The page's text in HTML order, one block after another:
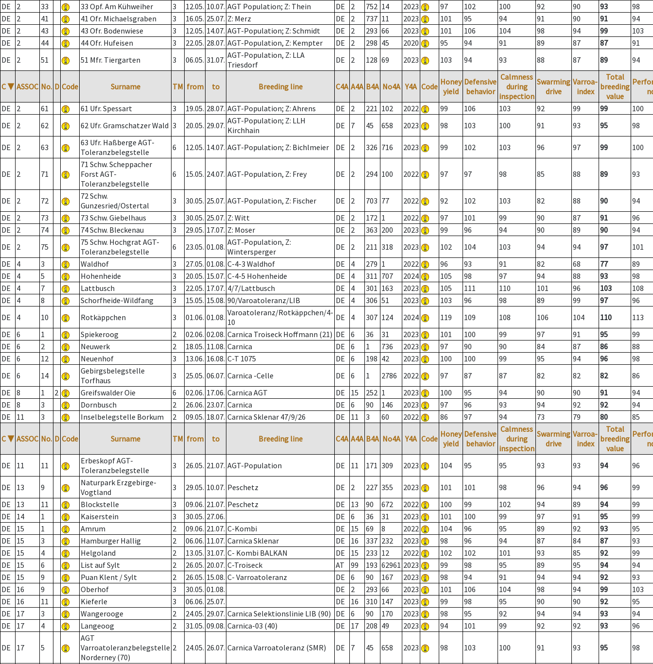
DE
2 33 33 Opf. Am Kühweiher 3 12.05. 10.07. AGT Population; Z: Thein DE 2 752 14 2023 97 102 100 92 90 93
98
DE
2 41 41 Ofr. Michaelsgraben 3 16.05. 25.07. Z: Merz DE 2 737 11 2023 101 95 94 91 90 91
94
DE
2 43 43 Ofr. Bodenwiese 3 12.05. 14.07. AGT-Population; Z: Schmidt DE 2 293 66 2023 101 106 104 98 94 99
103
DE
2 44 44 Ofr. Hufeisen 3 22.05. 28.07. AGT-Population, Z: Kempter DE 2 298 45 2020 95 94 91 89 87 87
91
DE
2 51 51 Mfr. Tiergarten 3 06.05. 31.07. AGT-Population, Z: LLA
Triesdorf
DE 2 128 69 2023 103 94 93 88 87 89 94
C ▼ ASSOC No. D Code Surname TM from to Breeding line C4A A4A B4A No4A Y4A Code Honey
yield
Defensive
behavior
Calmness
during
inspection
Swarming
drive
Varroa-
index
Total
breeding
value
DE
2 61 61 Ufr. Spessart 3 19.05. 28.07. AGT-Population; Z: Ahrens DE 2 221 102 2022 99 106 103 92 99 99
100
DE
2 62 62 Ufr. Gramschatzer Wald 3 20.05. 29.07. AGT-Population; Z: LLH
Kirchhain
DE 7 45 658 2023 98 103 100 91 93 95 98
DE 2 63
63 Ufr. Haßberge AGT-
Toleranzbelegstelle
6 12.05. 14.07. AGT-Population; Z: Bichlmeier DE 2 326 716 2023 99 102 103 96 97 99 100
DE 2 71
71 Schw. Scheppacher
Forst AGT-
Toleranzbelegstelle
6 15.05. 24.07. AGT-Population, Z: Frey DE 2 294 100 2022 97 97 98 85 88 89 93
DE 2 72
72 Schw.
Gunzesried/Ostertal
3 30.05. 25.07. AGT-Population, Z: Fischer DE 2 703 77 2022 92 102 103 82 88 90
94
DE
2 73 73 Schw. Giebelhaus 3 30.05. 25.07. Z: Witt DE 2 172 1 2022 97 101 99 90 87 91
96
DE
2 74 74 Schw. Bleckenau 3 29.05. 17.07. Z: Moser DE 2 363 200 2023 99 96 94 90 89 90
94
DE
2 75
75 Schw. Hochgrat AGT-
Toleranzbelegstelle
6 23.05. 01.08. AGT-Population, Z:
Wintersperger
DE 2 211 318 2023 102 104 103 94 94 97
101
DE
4 3 Waldhof 3 27.05. 01.08. C-4-3 Waldhof DE 4 279 1 2022 96 93 91 82 68 77
89
DE
4 5 Hohenheide 3 20.05. 15.07. C-4-5 Hohenheide DE 4 311 707 2024 105 98 97 94 88 93
98
DE
4 7 Lattbusch 3 22.05. 17.07. 4/7/Lattbusch DE 4 301 163 2023 105 111 110 101 96 103
108
DE
4 8 Schorfheide-Wildfang 3 15.05. 15.08. 90/Varoatoleranz/LIB DE 4 306 51 2023 103 96 98 89 99 97
96
DE
4 10 Rotkäppchen 3 01.06. 01.08. Varoatoleranz/Rotkäppchen/4-
10
DE 4 307 124 2024 119 109 108 106 104 110
113
DE
6 1 Spiekeroog 2 02.06. 02.08. Carnica Troiseck Hoffmann (21) DE 6 36 31 2023 101 100 99 97 91 95
99
DE
6 2 Neuwerk 2 18.05. 11.08. Carnica DE 6 1 736 2023 97 90 90 84 87 86
88
DE
6 12 Neuenhof 3 13.06. 16.08. C-T 1075 DE 6 198 42 2023 100 100 99 95 94 96
98
DE
6 14
Gebirgsbelegstelle
Torfhaus
3 25.05. 06.07. Carnica -Celle DE 6 1 2786 2022 97 87 87 82 82 82
86
DE
8 1 2 Greifswalder Oie 6 02.06. 17.06. Carnica AGT DE 15 252 1 2023 100 95 94 90 90 91
94
DE
8 3 Dornbusch 2 26.06. 23.07. Carnica DE 6 90 146 2023 97 96 93 94 92 92
94
DE
11 3 Inselbelegstelle Borkum 2 09.05. 18.07. Carnica Sklenar 47/9/26 DE 11 3 60 2022 86 97 94 73 79 80 85
C ▼ ASSOC No. D Code Surname TM from to Breeding line C4A A4A B4A No4A Y4A Code Honey
yield
Defensive
behavior
Calmness
during
inspection
Swarming
drive
Varroa-
index
Total
breeding
value
DE 11 11
Erbeskopf AGT-
Toleranzbelegstelle
3 26.05. 21.07. AGT-Population DE 11 171 309 2023 104 95 95 93 93 94 96
DE 13 9
Naturpark Erzgebirge-
Vogtland
3 29.05. 10.07. Peschetz DE 2 227 355 2023 101 101 98 96 94 96
99
DE
13 11 Blockstelle 3 09.06. 21.07. Peschetz DE 13 90 672 2022 100 99 102 94 89 94
99
DE
14 1 Kaiserstein 3 30.05. 27.06. DE 6 36 31 2023 101 100 99 97 91 95
99
DE
15 1 Amrum 2 09.06. 21.07. C-Kombi DE 15 69 8 2022 104 96 95 89 92 93
95
DE
15 3 Hamburger Hallig 2 06.06. 11.07. Carnica Sklenar DE 16 337 232 2023 98 96 94 87 84 87
93
DE
15 4 Helgoland 2 13.05. 31.07. C- Kombi BALKAN DE 15 233 12 2022 102 102 101 93 85 92
99
DE
15 6 List auf Sylt 2 26.05. 20.07. C-Troiseck AT 99 193 62961 2023 99 98 95 89 95 94
94
DE
15 9 Puan Klent / Sylt 2 26.05. 15.08. C- Varroatoleranz DE 6 90 167 2023 98 94 91 94 94 92
93
DE
16 9 Oberhof 3 30.05. 01.08. DE 2 293 66 2023 101 106 104 98 94 99
103
DE
16 11 Kieferle 3 06.06. 25.07. DE 16 310 147 2023 99 98 95 90 90 92
95
DE
17 3 Wangerooge 2 24.05. 29.07. Carnica Selektionslinie LIB (90) DE 6 90 170 2023 98 95 92 94 94 93
94
DE
17 4 Langeoog 2 31.05. 09.08. Carnica-03 (40) DE 17 208 49 2023 94 101 99 92 92 93 96
DE 17 5
AGT
Varroatoleranzbelegstelle
Norderney (70)
2 24.05. 26.07. Carnica Varroatoleranz (SMR) DE 7 45 658 2023 98 103 100 91 93 95 98